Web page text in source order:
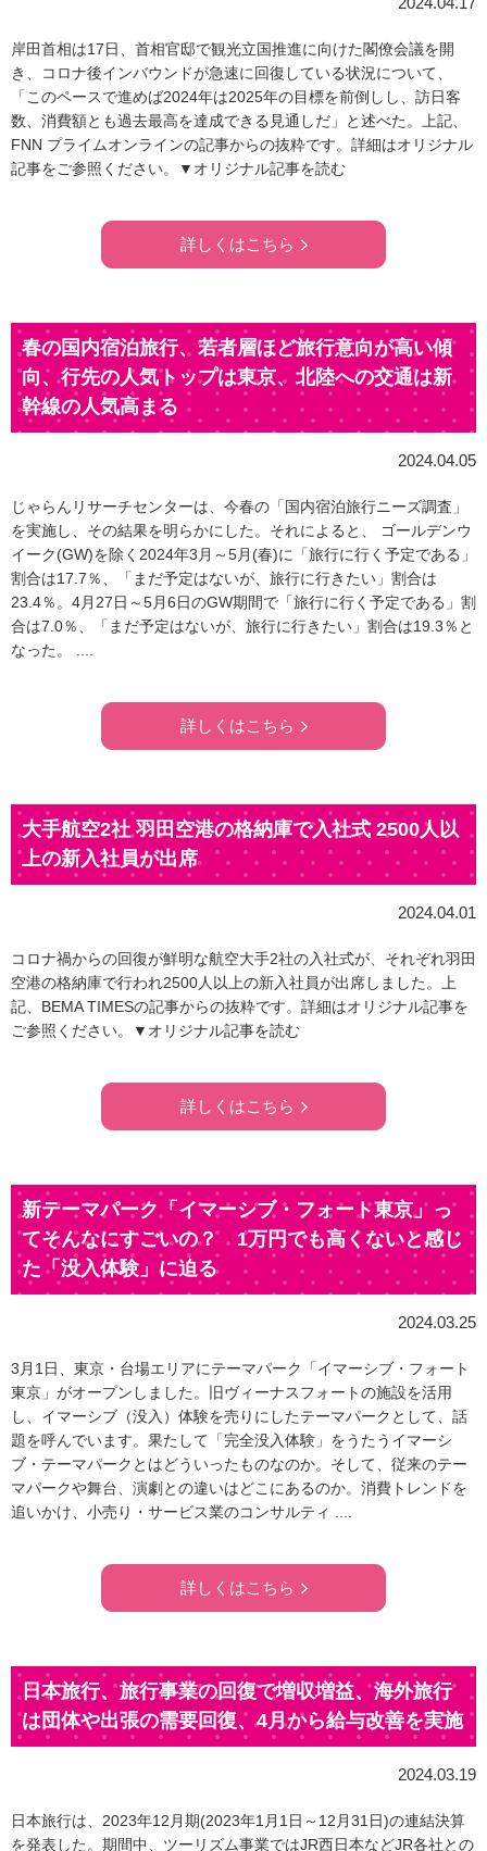
岸田首相は17日、首相官邸で観光立国推進に向けた閣僚会議を開
き、コロナ後インバウンドが急速に回復している状況について、
「このペースで進めば2024年は2025年の目標を前倒しし、訪日客
数、消費額とも過去最高を達成できる見通しだ」と述べた。上記、
FNN プライムオンラインの記事からの抜粋です。詳細はオリジナル
記事をご参照ください。▼オリジナル記事を読む
詳しくはこちら
春の国内宿泊旅行、若者層ほど旅行意向が高い傾
向、行先の人気トップは東京、北陸への交通は新
幹線の人気高まる
2024.04.05
じゃらんリサーチセンターは、今春の「国内宿泊旅行ニーズ調査」
を実施し、その結果を明らかにした。それによると、 ゴールデンウ
イーク(GW)を除く2024年3月～5月(春)に「旅行に行く予定である」
割合は17.7％、「まだ予定はないが、旅行に行きたい」割合は
23.4％。4月27日～5月6日のGW期間で「旅行に行く予定である」割
合は7.0％、「まだ予定はないが、旅行に行きたい」割合は19.3％と
なった。 ....
詳しくはこちら
大手航空2社 羽田空港の格納庫で入社式 2500人以
上の新入社員が出席
2024.04.01
コロナ禍からの回復が鮮明な航空大手2社の入社式が、それぞれ羽田
空港の格納庫で行われ2500人以上の新入社員が出席しました。上
記、BEMA TIMESの記事からの抜粋です。詳細はオリジナル記事を
ご参照ください。▼オリジナル記事を読む
詳しくはこちら
新テーマパーク「イマーシブ・フォート東京」っ
てそんなにすごいの？ 1万円でも高くないと感じ
た「没入体験」に迫る
2024.03.25
3月1日、東京・台場エリアにテーマパーク「イマーシブ・フォート
東京」がオープンしました。旧ヴィーナスフォートの施設を活用
し、イマーシブ（没入）体験を売りにしたテーマパークとして、話
題を呼んでいます。果たして「完全没入体験」をうたうイマーシ
ブ・テーマパークとはどういったものなのか。そして、従来のテー
マパークや舞台、演劇との違いはどこにあるのか。消費トレンドを
追いかけ、小売り・サービス業のコンサルティ ....
詳しくはこちら
日本旅行、旅行事業の回復で増収増益、海外旅行
は団体や出張の需要回復、4月から給与改善を実施
2024.03.19
日本旅行は、2023年12月期(2023年1月1日～12月31日)の連結決算
を発表した。期間中、ツーリズム事業ではJR西日本などJR各社との